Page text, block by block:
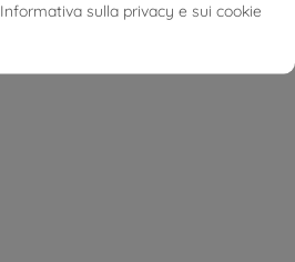
Informativa sulla privacy e sui cookie